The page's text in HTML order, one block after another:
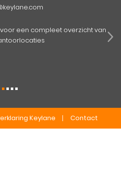
een compleet overzicht van
Keylane Contact